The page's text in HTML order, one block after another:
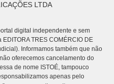
LTDA
digital independente e sem
TRES COMÉRCIO DE
Informamos também que não
oferecemos cancelamento do
de nome ISTOÉ, tampouco
apenas pelo